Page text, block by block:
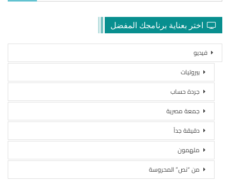
اختر بعناية برنامجك المفضل
فيديو
بيروتيات
جردة حساب
جمعة مصرية
دقيقة جداً
ملهمون
من “نص” المحروسة